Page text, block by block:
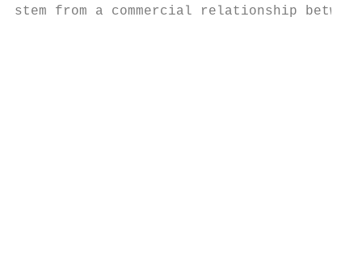
stem from a commercial relationship